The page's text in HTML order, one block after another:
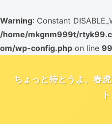
Warning: Constant
/home/mkgnm999t/
om/wp-config.php on line 99
ちょっと待とうよ、春
ト